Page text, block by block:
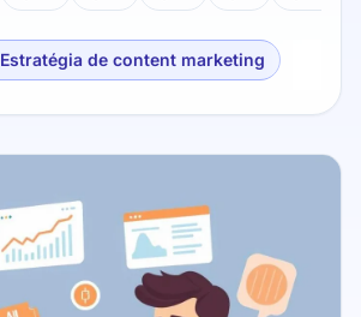
Estratégia de content marketing